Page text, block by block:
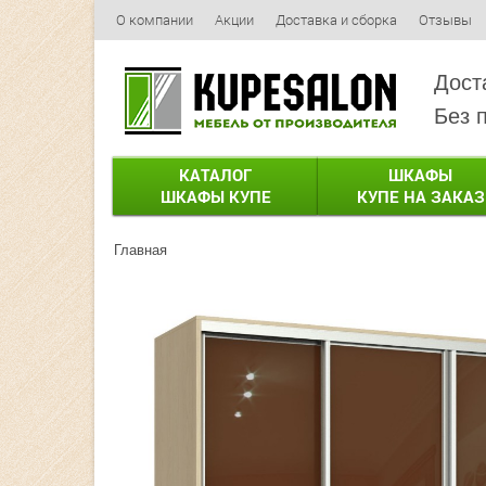
О компании Акции Доставка и сборка Отзывы
Без
КАТАЛОГ
ШКАФЫ КУПЕ
ШКАФЫ
КУПЕ НА ЗАКАЗ
Главная